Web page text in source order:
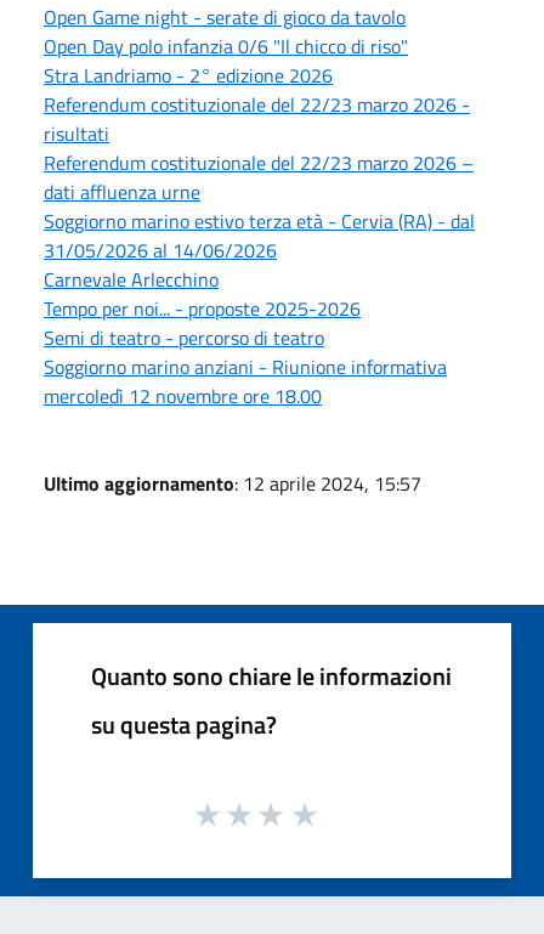
Open Game night - serate di gioco da tavolo
Open Day polo infanzia 0/6 "Il chicco di riso"
Stra Landriamo - 2° edizione 2026
Referendum costituzionale del 22/23 marzo 2026 -
risultati
Referendum costituzionale del 22/23 marzo 2026 –
dati affluenza urne
Soggiorno marino estivo terza età - Cervia (RA) - dal
31/05/2026 al 14/06/2026
Carnevale Arlecchino
Tempo per noi... - proposte 2025-2026
Semi di teatro - percorso di teatro
Soggiorno marino anziani - Riunione informativa
mercoledì 12 novembre ore 18.00
Ultimo aggiornamento: 12 aprile 2024, 15:57
Quanto sono chiare le informazioni
su questa pagina?